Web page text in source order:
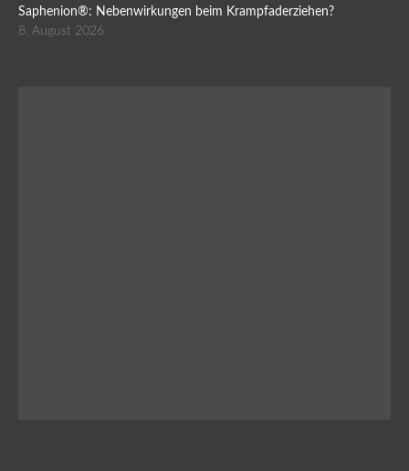
Saphenion®: Nebenwirkungen beim Krampfaderziehen?
8. August 2026